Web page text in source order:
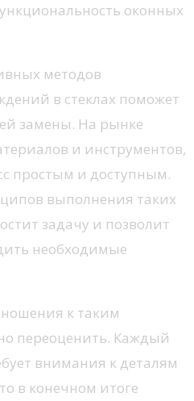
оконных
методов
в стеклах поможет
замены. На рынке
и инструментов,
простым и доступным.
выполнения таких
задачу и позволит
необходимые
к таким
переоценить. Каждый
внимания к деталям
в конечном итоге